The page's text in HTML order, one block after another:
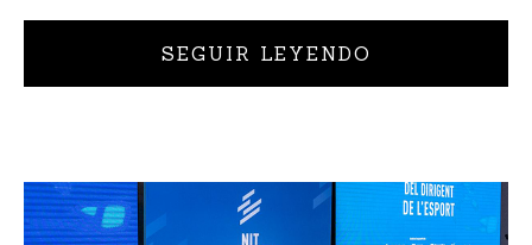
SEGUIR LEYENDO